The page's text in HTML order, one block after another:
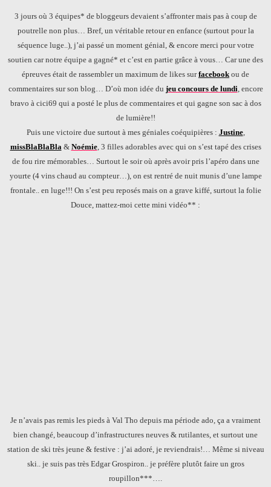
3 jours où 3 équipes* de bloggeurs devaient s’affronter mais pas à coup de
poutrelle non plus… Bref, un véritable retour en enfance (surtout pour la
séquence luge..), j’ai passé un moment génial, & encore merci pour votre
soutien car notre équipe a gagné* et c’est en partie grâce à vous… Car une des
épreuves était de rassembler un maximum de likes surfacebook ou de
commentaires sur son blog… D’où mon idée du jeu concours de lundi, encore
bravo à cici69 qui a posté le plus de commentaires et qui gagne son sac à dos
de lumière!!
Puis une victoire due surtout à mes géniales coéquipières : Justine,
missBlaBlaBla& Noémie, 3 filles adorables avec qui on s’est tapé des crises
de fou rire mémorables… Surtout le soir où après avoir pris l’apéro dans une
yourte (4 vins chaud au compteur…), on est rentré de nuit munis d’une lampe
frontale.. en luge!!! On s’est peu reposés mais on a grave kiffé, surtout la folie
Douce, mattez-moi cette mini vidéo** :
Je n’avais pas remis les pieds à Val Tho depuis ma période ado, ça a vraiment
bien changé, beaucoup d’infrastructures neuves & rutilantes, et surtout une
station de ski très jeune & festive : j’ai adoré, je reviendrais!… Même si niveau
ski.. je suis pas très Edgar Grospiron.. je préfère plutôt faire un gros
roupillon***….